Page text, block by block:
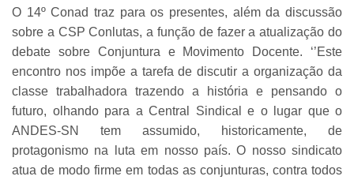
O 14º Conad traz para os presentes, além da discussão
sobre a CSP Conlutas, a função de fazer a atualização do
debate sobre Conjuntura e Movimento Docente. ‘’Este
encontro nos impõe a tarefa de discutir a organização da
classe trabalhadora trazendo a história e pensando o
futuro, olhando para a Central Sindical e o lugar que o
ANDES-SN tem assumido, historicamente, de
protagonismo na luta em nosso país. O nosso sindicato
atua de modo firme em todas as conjunturas, contra todos